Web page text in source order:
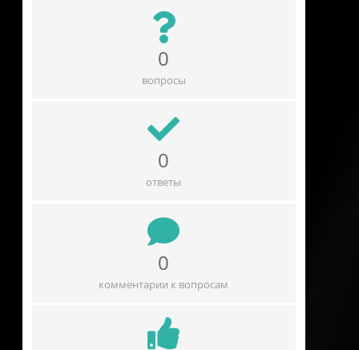
0
вопросы
0
ответы
0
комментарии к вопросам